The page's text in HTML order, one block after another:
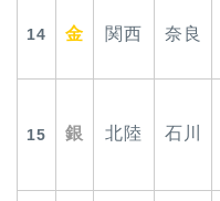
14 金 関西 奈良
15 銀 北陸 石川